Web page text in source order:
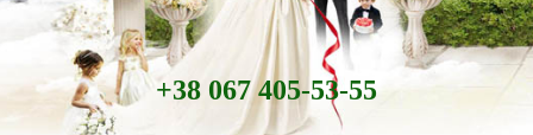
+38 067 405-53-55